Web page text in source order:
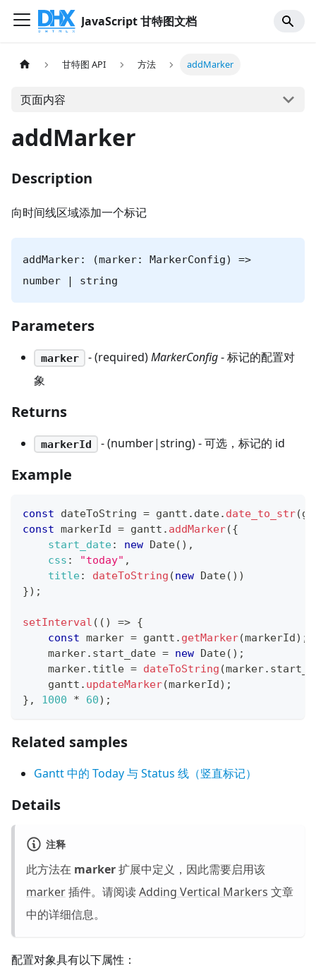
JavaScript 甘特图文档
甘特图 API 方法 addMarker
页面内容
addMarker
Description
向时间线区域添加一个标记
addMarker: (marker: MarkerConfig) =>
number | string
Parameters
marker - (required)MarkerConfig- 标记的配置对
象
Returns
markerId - (number|string) - 可选，标记的 id
Example
const dateToString = gantt . date. date_to_str(
const markerId = gantt . addMarker({
start_date: new Date( ) ,
css : "today" ,
title: dateToString (new Date( ) )
}) ;
setInterval ( ( ) => {
const marker = gantt . getMarker(markerId ) ;
    marker
. start_date = new Date( ) ;
    marker
. title = dateToString (marker.
    gantt
. updateMarker(markerId ) ;
} , 1000 * 60) ;
Related samples
Gantt 中的 Today 与 Status 线（竖直标记）
Details
注释
此方法在 marker扩展中定义，因此需要启用该
marker插件。请阅读Adding Vertical Markers 文章
中的详细信息。
配置对象具有以下属性：